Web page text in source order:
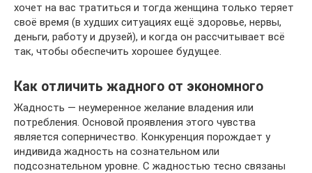
хочет на вас тратиться и тогда женщина только теряет
своё время (в худших ситуациях ещё здоровье, нервы,
деньги, работу и друзей), и когда он рассчитывает всё
так, чтобы обеспечить хорошее будущее.
Как отличить жадного от экономного
Жадность — неумеренное желание владения или
потребления. Основой проявления этого чувства
является соперничество. Конкуренция порождает у
индивида жадность на сознательном или
подсознательном уровне. С жадностью тесно связаны